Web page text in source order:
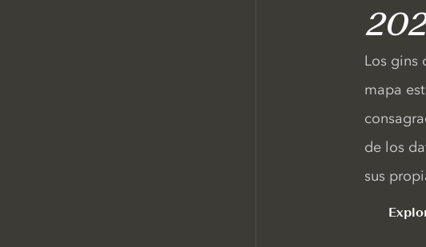
Los gins
mapa
de los
sus